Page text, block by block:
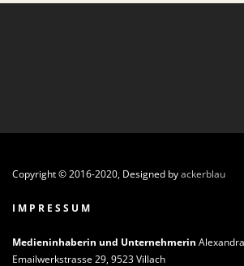
Copyright © 2016-2020, Designed byackerblau
I M P R E S S U M
Medieninhaberin und Unternehmerin
Emailwerkstrasse 29, 9523 Villach